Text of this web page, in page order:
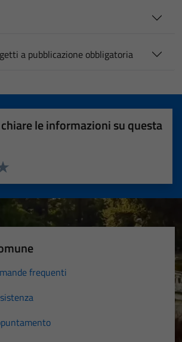
a pubblicazione obbligatoria
le informazioni su questa
5 stelle su 5
4 stelle su 5
su 5
su 5
5
frequenti